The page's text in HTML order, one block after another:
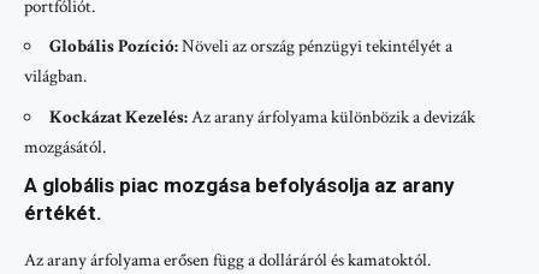
portfóliót.
Globális Pozíció:Növeli az ország pénzügyi tekintélyét a
világban.
Kockázat Kezelés:Az arany árfolyama különbözik a devizák
mozgásától.
A globális piac mozgása befolyásolja az arany
értékét.
Az arany árfolyama erősen függ a dolláráról és kamatoktól.